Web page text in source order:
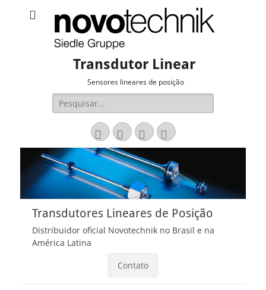
Transdutor Linear
Sensores lineares de posição
Pesquisar
por:
EmailLinkedIn
Website
Fone
Transdutores Lineares de Posição
Distribuidor oficial Novotechnik no Brasil e na
América Latina
Contato